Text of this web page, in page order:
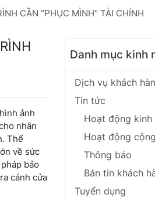
CẦN "PHỤC MÌNH" TÀI CHÍNH
ảnh
nhân
Thế
về sức
bảo
cánh cửa
Danh mục kinh
Dịch vụ khách
Tin tức
Hoạt động kinh
Hoạt động
Thông báo
Bản tin khách
Tuyển dụng